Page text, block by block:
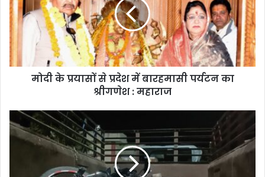
मोदी के प्रयासों से प्रदेश में बारहमासी पर्यटन का
श्रीगणेश : महाराज